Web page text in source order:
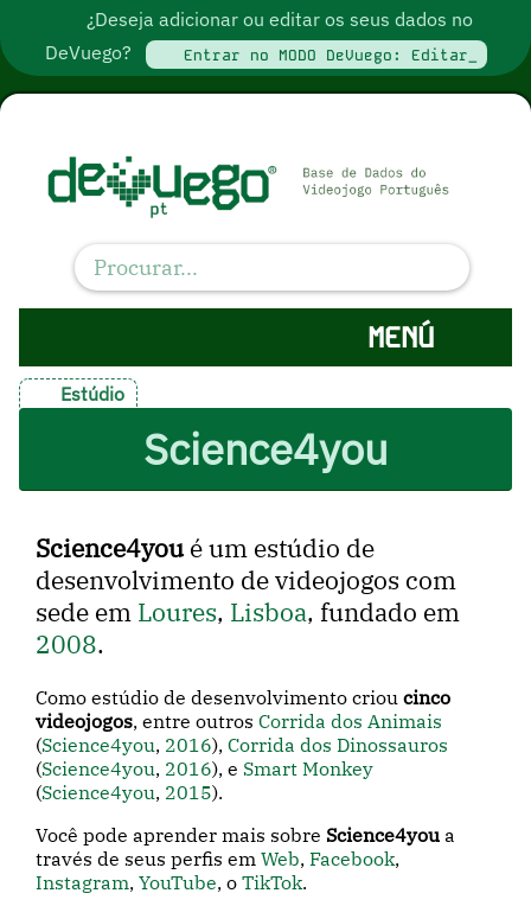
¿Deseja adicionar ou editar os seus dados no
DeVuego?
Entrar no MODO DeVuego: Editar_
MENÚ
Estúdio
Science4you
Science4youé um estúdio de
desenvolvimento de videojogos com
sede em Loures, Lisboa, fundado em
2008.
Como estúdio de desenvolvimento crioucinco
videojogos, entre outrosCorrida dos Animais
(Science4you, 2016),Corrida dos Dinossauros
(Science4you, 2016), e Smart Monkey
(Science4you, 2015).
Você pode aprender mais sobre Science4you a
través de seus perfis emWeb,Facebook,
Instagram,YouTube, oTikTok.